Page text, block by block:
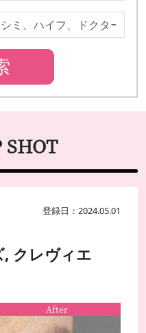
SHOT
登録日：2024.05.01
クレヴィエ
After